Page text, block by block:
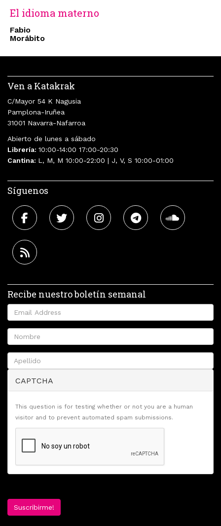
El idioma materno
Fabio
Morábito
Ven a Katakrak
C/Mayor 54 K Nagusia
Pamplona-Iruñea
31001 Navarra-Nafarroa
Abierto de lunes a sábado
Librería: 10:00-14:00 17:00-20:30
Cantina: L, M, M 10:00-22:00 | J, V, S 10:00-01:00
Síguenos
Recibe nuestro boletín semanal
CAPTCHA
This question is for testing whether or not you are a human
visitor and to prevent automated spam submissions.
Suscribirme!